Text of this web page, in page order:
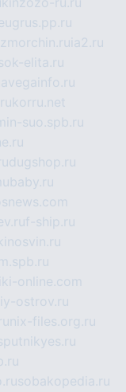
ia2.ru
elita.ru
avegainfo.ru
korru.net
suo.spb.ru
dugshop.ru
f-ship.ru
online.com
ostrov.ru
nix-files.org.ru
sobakopedia.ru